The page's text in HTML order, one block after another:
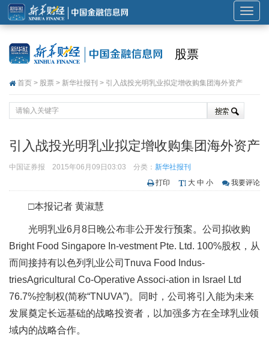
展
开
股票
首页 > 股票 > 新华社报刊 > 引入战投光明乳业拟定增收购集团海外资产
引入战投光明乳业拟定增收购集团海外资产
中国证券报 2015年06月09日03:03 分类： 新华社报刊
打印
大 中 小 我要评论
□本报记者 黄淑慧
光明乳业6月8日晚公布非公开发行预案。公司拟收购
Bright Food Singapore In-vestment Pte. Ltd. 100%股权，从
而间接持有以色列乳业公司Tnuva Food Indus-
triesAgricultural Co-Operative Associ-ation in Israel Ltd
76.7%控制权(简称“TNUVA”)。同时，公司将引入能为未来
发展奠定长远基础的战略投资者，以加强多方在全球乳业领
域内的战略合作。